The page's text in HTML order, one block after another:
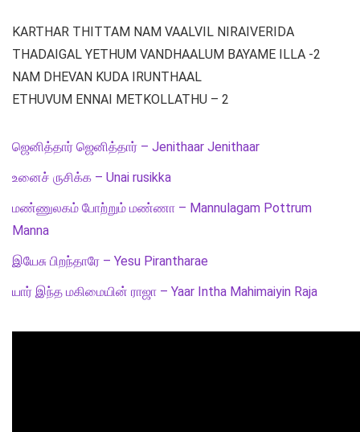
KARTHAR THITTAM NAM VAALVIL NIRAIVERIDA
THADAIGAL YETHUM VANDHAALUM BAYAME ILLA -2
NAM DHEVAN KUDA IRUNTHAAL
ETHUVUM ENNAI METKOLLATHU – 2
ஜெனித்தார் ஜெனித்தார் – Jenithaar Jenithaar
உனைச் ருசிக்க – Unai rusikka
மண்ணுலகம் போற்றும் மண்ணா – Mannulagam Pottrum
Manna
இயேசு பிறந்தாரே – Yesu Pirantharae
யார் இந்த மகிமையின் ராஜா – Yaar Intha Mahimaiyin Raja